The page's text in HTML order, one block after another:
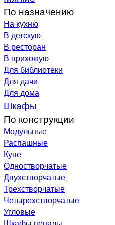
По назначению
На кухню
В детскую
В ресторан
В прихожую
Для библиотеки
Для дачи
Для дома
Шкафы
По конструкции
Модульные
Распашные
Купе
Одностворчатые
Двухстворчатые
Трехстворчатые
Четырехстворчатые
Угловые